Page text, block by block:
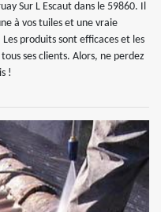
Sur L Escaut dans le 59860. Il
à vos tuiles et une vraie
produits sont efficaces et les
ses clients. Alors, ne perdez
!